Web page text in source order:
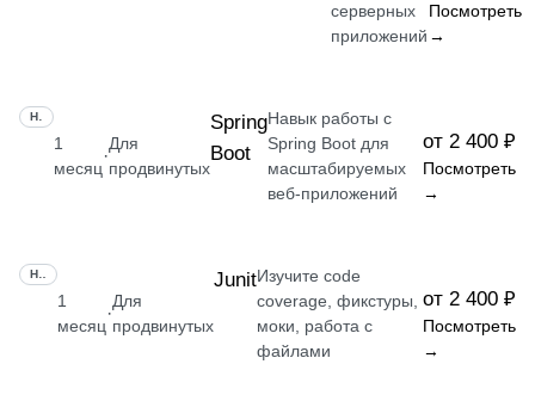
серверных
приложений
Посмотреть
→
1
месяц
·
Для
продвинутых
Spring
Boot
Навык работы с
Spring Boot для
масштабируемых
веб-приложений
от 2 400 ₽
Посмотреть
→
1
месяц
·
Для
продвинутых
JunitИзучите code
coverage, фикстуры,
моки, работа с
файлами
от 2 400 ₽
Посмотреть
→